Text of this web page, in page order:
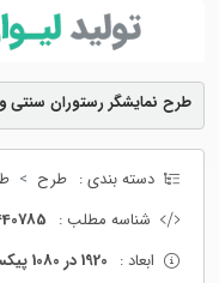
طرح نمایشگر رستوران سنتی
دسته بندی : طرح
شناسه مطلب :
ابعاد : 1920 در 1080 پیکسل